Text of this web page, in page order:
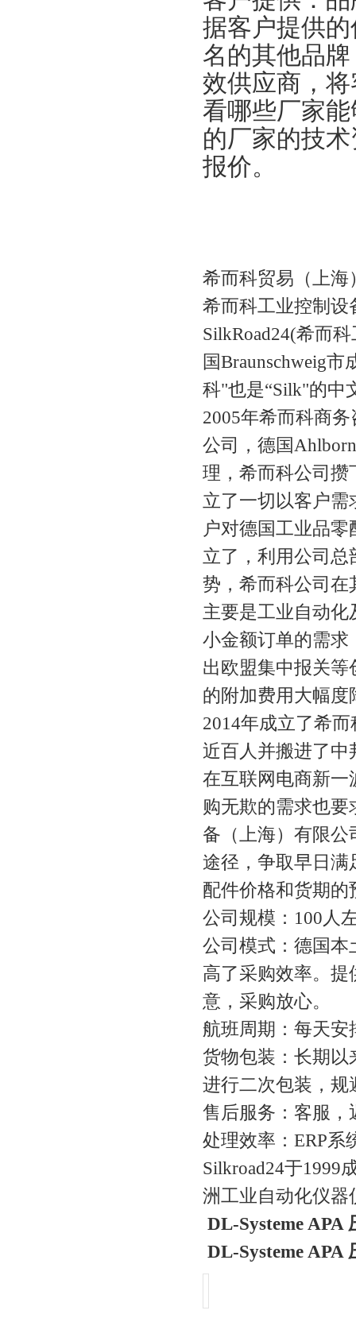
据客户提供
名的其他品
效供应商，
看哪些厂家
的厂家的技
报价。
希而科贸易（上海
希而科工业控制设
SilkRoad24(希而
国Braunschweig
科"也是“Silk"的中
2005年希而科商
公司，德国
理，希而科公司攒
立了一切以客户需
户对德国工业品
立了，利用公司
势，希而科公司在
主要是工业自动
小金额订单的需求
出欧盟集中报关
的附加费用大幅度
2014年成立了希
近百人并搬进了中
在互联网电商新一
购无欺的需求也
备（上海）有限
途径，争取早日满
配件价格和货期的
公司规模：100人
公司模式：德国本
高了采购效率。提
意，采购放心。
航班周期：每天
货物包装：长期
进行二次包装，规
售后服务：客服
处理效率：ERP系
Silkroad24于1999
洲工业自动化仪器
DL-Systeme APA
DL-Systeme APA